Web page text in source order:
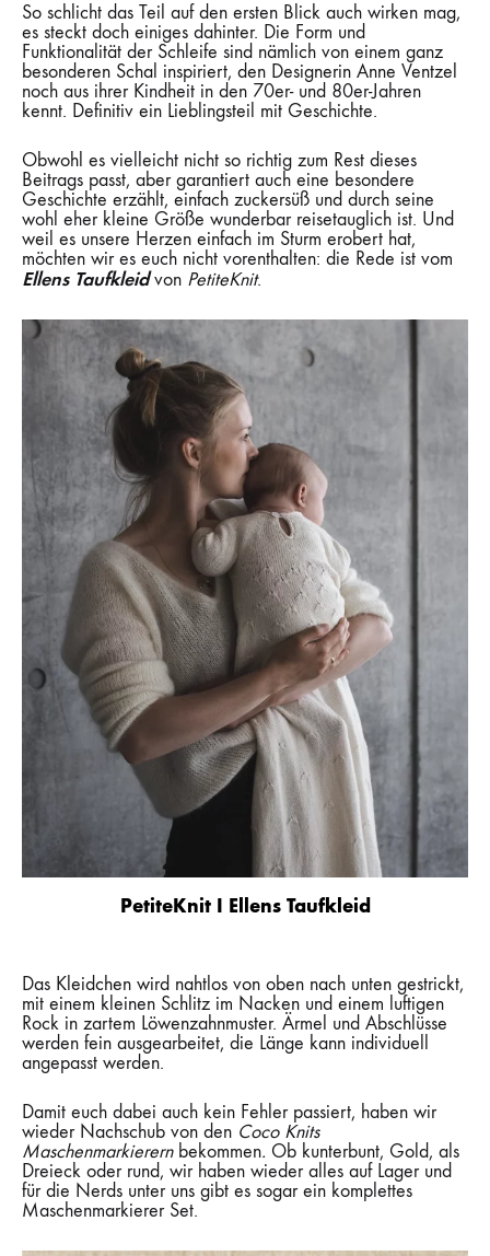
So schlicht das Teil auf den ersten Blick auch wirken mag,
es steckt doch einiges dahinter. Die Form und
Funktionalität der Schleife sind nämlich von einem ganz
besonderen Schal inspiriert, den Designerin Anne Ventzel
noch aus ihrer Kindheit in den 70er- und 80er-Jahren
kennt. Definitiv ein Lieblingsteil mit Geschichte.
Obwohl es vielleicht nicht so richtig zum Rest dieses
Beitrags passt, aber garantiert auch eine besondere
Geschichte erzählt, einfach zuckersüß und durch seine
wohl eher kleine Größe wunderbar reisetauglich ist. Und
weil es unsere Herzen einfach im Sturm erobert hat,
möchten wir es euch nicht vorenthalten: die Rede ist vom
Ellens Taufkleidvon PetiteKnit.
PetiteKnit I Ellens Taufkleid
Das Kleidchen wird nahtlos von oben nach unten gestrickt,
mit einem kleinen Schlitz im Nacken und einem luftigen
Rock in zartem Löwenzahnmuster. Ärmel und Abschlüsse
werden fein ausgearbeitet, die Länge kann individuell
angepasst werden.
Damit euch dabei auch kein Fehler passiert, haben wir
wieder Nachschub von den Coco Knits
Maschenmarkierernbekommen. Ob kunterbunt, Gold, als
Dreieck oder rund, wir haben wieder alles auf Lager und
für die Nerds unter uns gibt es sogar ein komplettes
Maschenmarkierer Set.